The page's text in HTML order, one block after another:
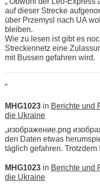
auf dieser Strecke
über Przemysl nach UA
bleiben.
Wie zu lesen ist gibt es
Streckennetz eine
mit Bussen gefahren wird.
“
MHG1023 in Berichte und
die Ukraine
„изображение.png
den Daten etwas
täglich gefahren. Trotzdem
MHG1023 in Berichte und
die Ukraine